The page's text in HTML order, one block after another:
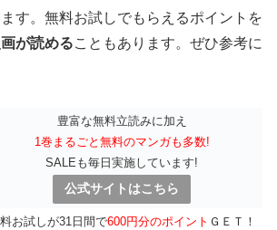
す。無料お試しでもらえるポイントを
が読めることもあります。ぜひ参考に
豊富な無料立読みに加え
1巻まるごと無料のマンガも多数!
SALEも毎日実施しています!
公式サイトはこちら
お試しが31日間で600円分のポイント ＧＥＴ！